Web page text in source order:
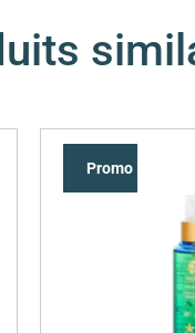
Promo !